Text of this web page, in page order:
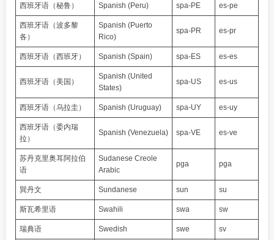
西班牙语（秘鲁） Spanish (Peru) spa-PE es-pe
西班牙语（波多黎
各）
Spanish (Puerto
Rico)
spa-PR es-pr
西班牙语（西班牙） Spanish (Spain) spa-ES es-es
西班牙语（美国）
Spanish (United
States)
spa-US es-us
西班牙语（乌拉圭） Spanish (Uruguay) spa-UY es-uy
西班牙语（委内瑞
拉）
Spanish (Venezuela) spa-VE es-ve
苏丹克里奥耳阿拉伯
语
Sudanese Creole
Arabic
pga pga
巽丹文 Sundanese sun su
斯瓦希里语 Swahili swa sw
瑞典语 Swedish swe sv